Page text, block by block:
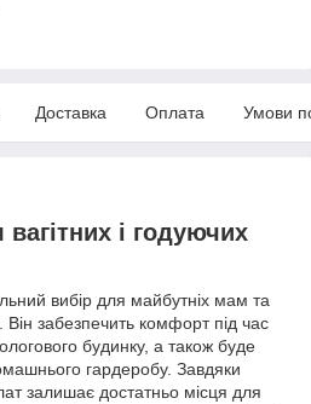
Доставка Оплата Умови
і годуючих
вибір для майбутніх мам та
забезпечить комфорт під час
будинку, а також буде
гардеробу. Завдяки
залишає достатньо місця для